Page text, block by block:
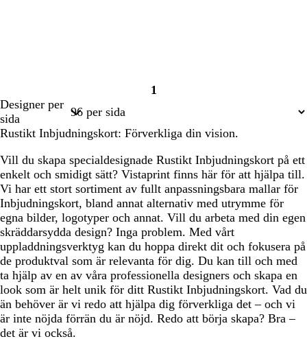
Sida
1
Designer per
sida
Rustikt Inbjudningskort: Förverkliga din vision.
Vill du skapa specialdesignade Rustikt Inbjudningskort på ett
enkelt och smidigt sätt? Vistaprint finns här för att hjälpa till.
Vi har ett stort sortiment av fullt anpassningsbara mallar för
Inbjudningskort, bland annat alternativ med utrymme för
egna bilder, logotyper och annat. Vill du arbeta med din egen
skräddarsydda design? Inga problem. Med vårt
uppladdningsverktyg kan du hoppa direkt dit och fokusera på
de produktval som är relevanta för dig. Du kan till och med
ta hjälp av en av våra professionella designers och skapa en
look som är helt unik för ditt Rustikt Inbjudningskort. Vad du
än behöver är vi redo att hjälpa dig förverkliga det – och vi
är inte nöjda förrän du är nöjd. Redo att börja skapa? Bra –
det är vi också.